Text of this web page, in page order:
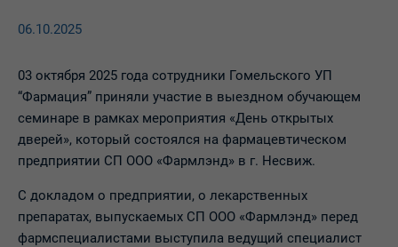
06.10.2025
03 октября 2025 года сотрудники Гомельского УП
“Фармация” приняли участие в выездном обучающем
семинаре в рамках мероприятия «День открытых
дверей», который состоялся на фармацевтическом
предприятии СП ООО «Фармлэнд» в г. Несвиж.
С докладом о предприятии, о лекарственных
препаратах, выпускаемых СП ООО «Фармлэнд» перед
фармспециалистами выступила ведущий специалист